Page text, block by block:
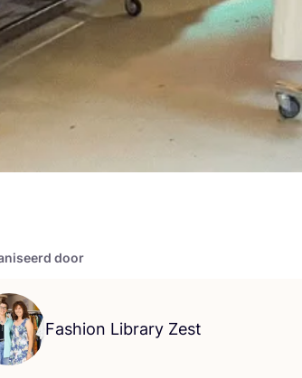
door
Fashion Library Zest